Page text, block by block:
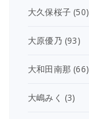
大久保桜子 (50)
大原優乃 (93)
大和田南那 (66)
大嶋みく (3)